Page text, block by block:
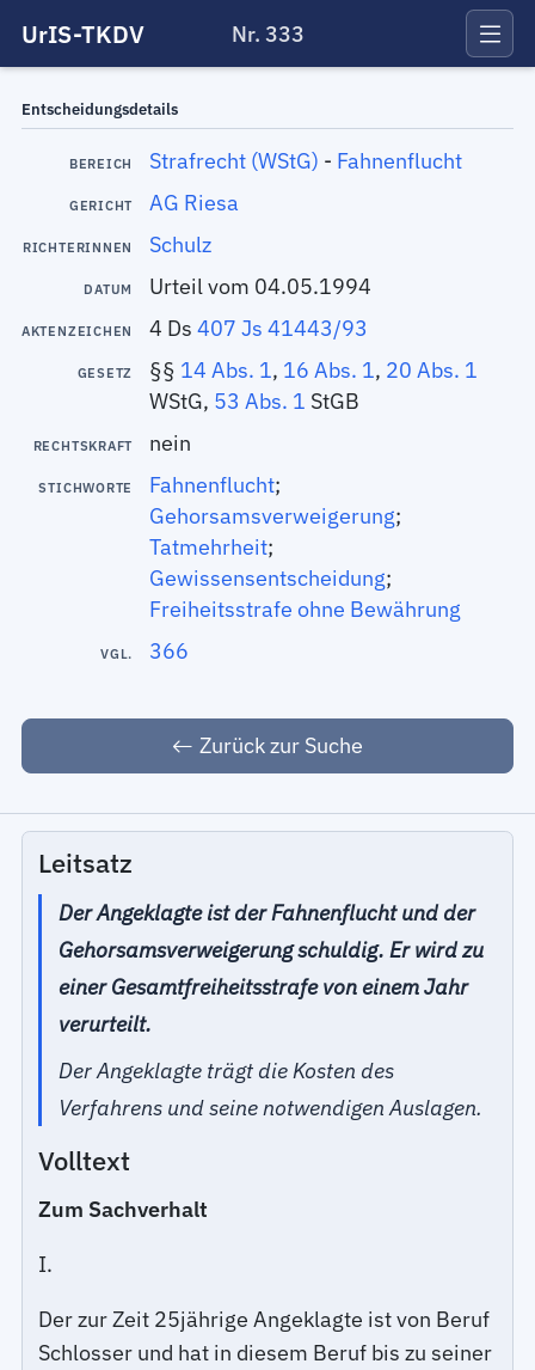
UrIS-TKDV Nr. 333
Entscheidungsdetails
BEREICH Strafrecht (WStG) - Fahnenflucht
GERICHT AG Riesa
RICHTERINNEN Schulz
DATUM Urteil vom 04.05.1994
AKTENZEICHEN 4 Ds 407 Js 41443/93
GESETZ §§ 14 Abs. 1, 16 Abs. 1, 20 Abs. 1
WStG, 53 Abs. 1 StGB
RECHTSKRAFT nein
STICHWORTE Fahnenflucht;
Gehorsamsverweigerung;
Tatmehrheit;
Gewissensentscheidung;
Freiheitsstrafe ohne Bewährung
VGL. 366
Zurück zur Suche
Leitsatz
Der Angeklagte ist der Fahnenflucht und der
Gehorsamsverweigerung schuldig. Er wird zu
einer Gesamtfreiheitsstrafe von einem Jahr
verurteilt.
Der Angeklagte trägt die Kosten des
Verfahrens und seine notwendigen Auslagen.
Volltext
Zum Sachverhalt
I.
Der zur Zeit 25jährige Angeklagte ist von Beruf
Schlosser und hat in diesem Beruf bis zu seiner